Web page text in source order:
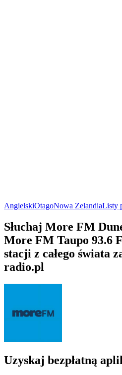
AngielskiOtagoNowa ZelandiaListy
Słuchaj More FM
More FM Taupo 93.6
stacji z całego świata
radio.pl
Uzyskaj bezpłatną